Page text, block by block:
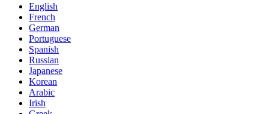
English
French
German
Portuguese
Spanish
Russian
Japanese
Korean
Arabic
Irish